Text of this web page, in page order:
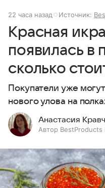
22 часа назад Источник:
Красная
появилась в
сколько
Покупатели уже
нового улова на
Анастасия
Автор BestProducts